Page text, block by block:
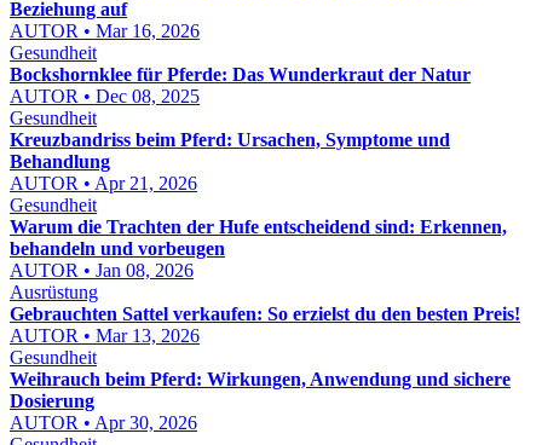
Beziehung auf
AUTOR • Mar 16, 2026
Gesundheit
Bockshornklee für Pferde: Das Wunderkraut der Natur
AUTOR • Dec 08, 2025
Gesundheit
Kreuzbandriss beim Pferd: Ursachen, Symptome und
Behandlung
AUTOR • Apr 21, 2026
Gesundheit
Warum die Trachten der Hufe entscheidend sind: Erkennen,
behandeln und vorbeugen
AUTOR • Jan 08, 2026
Ausrüstung
Gebrauchten Sattel verkaufen: So erzielst du den besten Preis!
AUTOR • Mar 13, 2026
Gesundheit
Weihrauch beim Pferd: Wirkungen, Anwendung und sichere
Dosierung
AUTOR • Apr 30, 2026